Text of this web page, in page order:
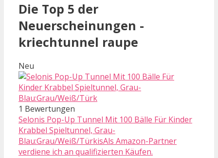
Die Top 5 der
Neuerscheinungen -
kriechtunnel raupe
Neu
1 Bewertungen
Selonis Pop-Up Tunnel Mit 100 Bälle Für Kinder
Krabbel Spieltunnel, Grau-
Blau:Grau/Weiß/TürkisAls Amazon-Partner
verdiene ich an qualifizierten Käufen.